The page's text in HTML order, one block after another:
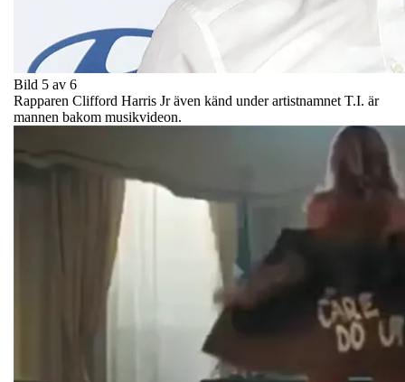
Bild 5 av 6
Rapparen Clifford Harris Jr även känd under artistnamnet T.I. är
mannen bakom musikvideon.